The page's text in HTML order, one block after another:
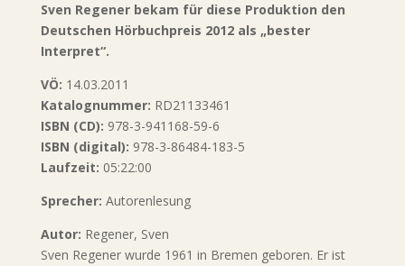
Sven Regener bekam für diese Produktion den
Deutschen Hörbuchpreis 2012 als „bester
Interpret“.
VÖ: 14.03.2011
Katalognummer: RD21133461
ISBN (CD): 978-3-941168-59-6
ISBN (digital): 978-3-86484-183-5
Laufzeit: 05:22:00
Sprecher: Autorenlesung
Autor: Regener, Sven
Sven Regener wurde 1961 in Bremen geboren. Er ist